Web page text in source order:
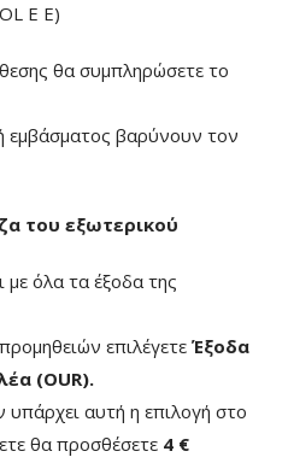
E E)
θα συμπληρώσετε το
εμβάσματος βαρύνουν τον
του εξωτερικού
όλα τα έξοδα της
επιλέγετε Έξοδα
(ΟUR).
αυτή η επιλογή στο
θα προσθέσετε 4 €